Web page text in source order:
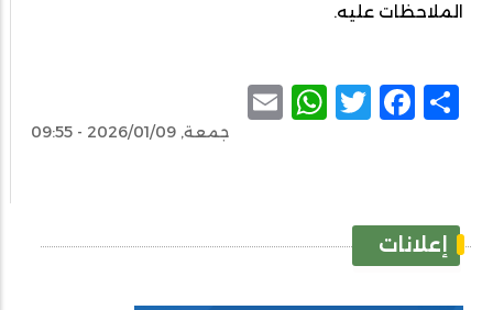
الملاحظات عليه.
Share
Facebook
Twitter
WhatsApp
جمعة, 2026/01/09 - 09:55
إعلانات